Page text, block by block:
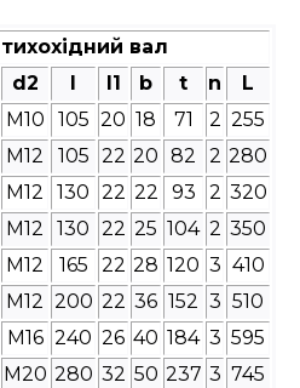
тихохідний вал
d2 l1 b t n
L
М10 105 20 18 71 2 255
М12 105 22 20 82 2 280
М12 130 22 22 93 2 320
М12 130 22 25 104 2 350
М12 165 22 28 120 3 410
М12 200 22 36 152 3 510
М16 240 26 40 184 3 595
М20 280 32 50 237 3 745